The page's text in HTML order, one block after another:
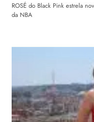
ROSÉ do Black Pink estrela
da NBA